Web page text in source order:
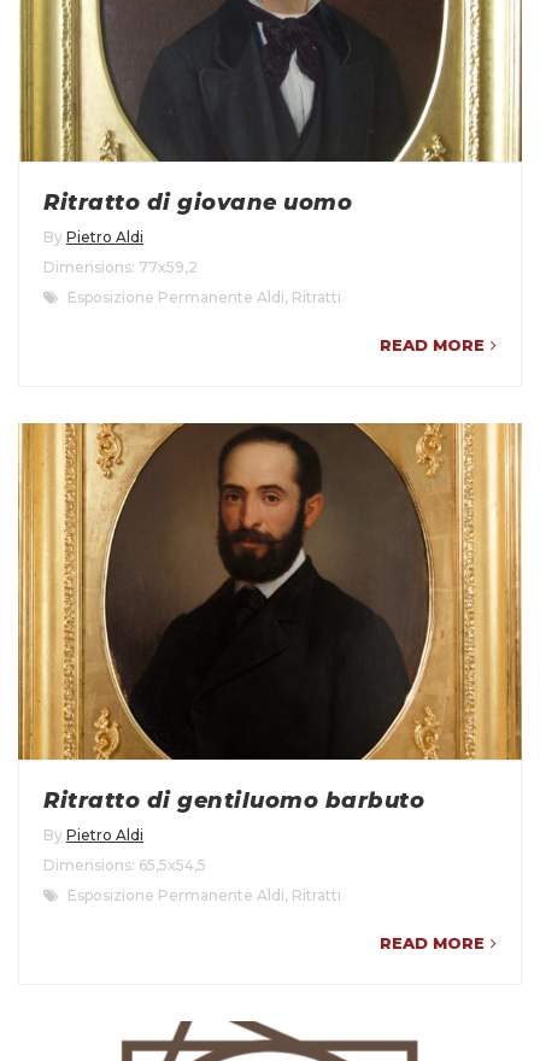
Ritratto di giovane uomo
By Pietro Aldi
Dimensions: 77x59,2
Esposizione Permanente Aldi, Ritratti
READ MORE
Ritratto di gentiluomo barbuto
By Pietro Aldi
Dimensions: 65,5x54,5
Esposizione Permanente Aldi, Ritratti
READ MORE